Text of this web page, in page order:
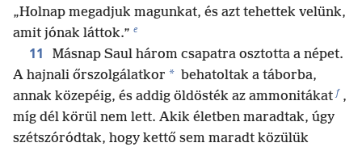
„Holnap megadjuk magunkat, és azt tehettek velünk,
amit jónak láttok.” e
11
Másnap Saul három csapatra osztotta a népet.
A hajnali őrszolgálatkor * behatoltak a táborba,
annak közepéig, és addig öldösték az ammonitákat f ,
míg dél körül nem lett. Akik életben maradtak, úgy
szétszóródtak, hogy kettő sem maradt közülük